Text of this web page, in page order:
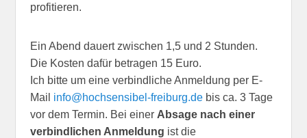
profitieren.
Ein Abend dauert zwischen 1,5 und 2 Stunden.
Die Kosten dafür betragen 15 Euro.
Ich bitte um eine verbindliche Anmeldung per E-
Mail info@hochsensibel-freiburg.debis ca. 3 Tage
vor dem Termin. Bei einer Absage nach einer
verbindlichen Anmeldung ist die